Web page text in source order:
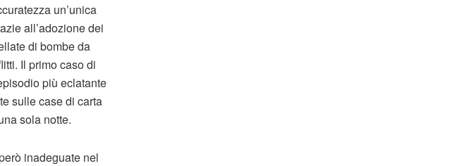
un’unica
all’adozione dei
di bombe da
Il primo caso di
più eclatante
sulle case di carta
sola notte.
inadeguate nel